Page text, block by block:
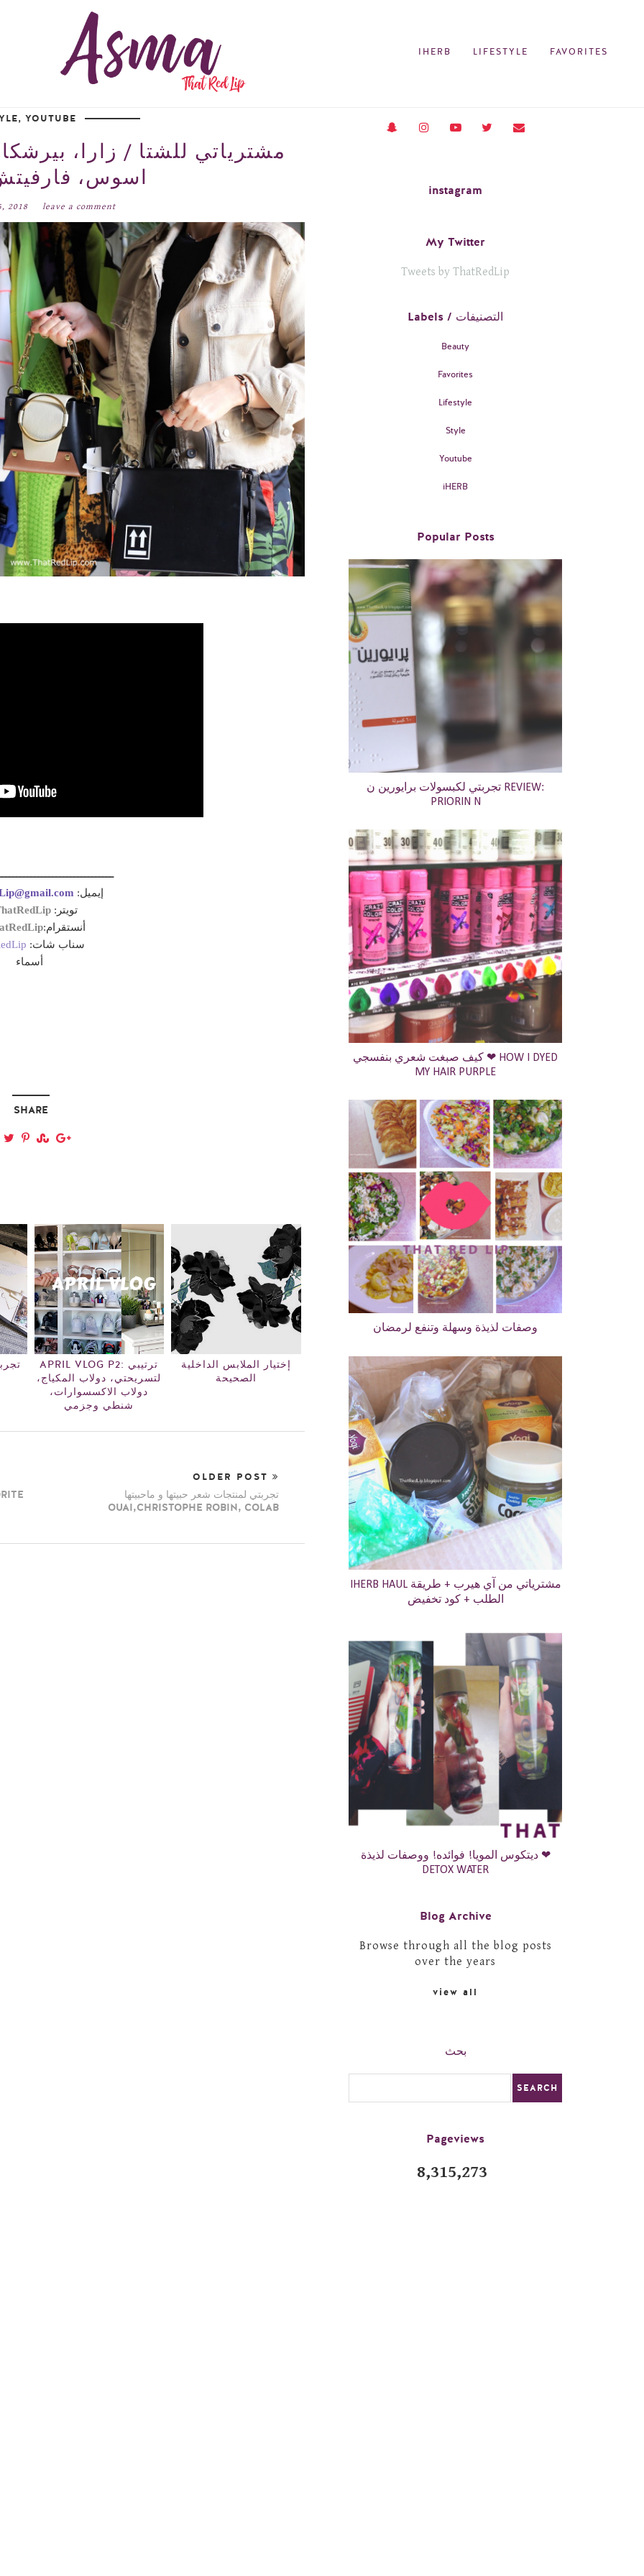
IHERB LIFESTYLE FAVORITES
, YOUTUBE
اسوس،
2018 leave a comment
إيميل:
تويتر:
أنستقرام:
سناب شات:
أسماء
SHARE
APRIL VLOG P2: ترتيبي
لتسريحتي، دولاب المكياج،
دولاب الاكسسوارات،
شنطي وجزمي
إختيار الملابس الداخلية
الصحيحة
OLDER POST
تجربتي لمنتجات شعر حبيتها و ماحبيتها
OUAI,CHRISTOPHE ROBIN, COLAB
instagram
My Twitter
Tweets by ThatRedLip
Labels / التصنيفات
Beauty
Favorites
Lifestyle
Style
Youtube
iHERB
Popular Posts
تجربتي لكبسولات برايورين ن REVIEW:
PRIORIN N
كيف صبغت شعري بنفسجي ❤ HOW I DYED
MY HAIR PURPLE
وصفات لذيذة وسهلة وتنفع لرمضان
IHERB HAUL مشترياتي من آي هيرب + طريقة
الطلب + كود تخفيض
ديتكوس المويا! فوائده! ووصفات لذيذة ❤
DETOX WATER
Blog Archive
Browse through all the blog posts
over the years
view all
بحث
Pageviews
8,315,273